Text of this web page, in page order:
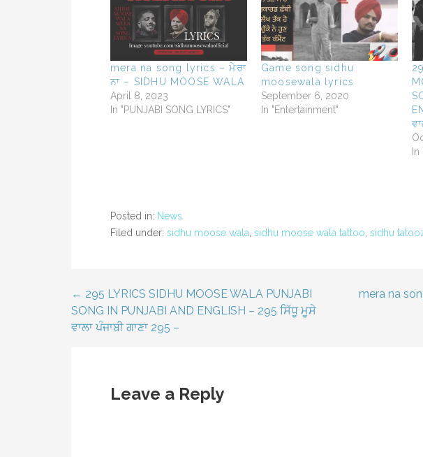
mera na song lyrics – ਮੇਰਾ
ਨਾ – SIDHU MOOSE WALA
April 8, 2023
In "PUNJABI SONG LYRICS"
Game song sidhu
moosewala lyrics
September 6, 2020
In "Entertainment"
Posted in: News
Filed under: sidhu moose wala sidhu moose wala tattoo sidhu
Post
navigation
← 295 LYRICS SIDHU MOOSE WALA PUNJABI
SONG IN PUNJABI AND ENGLISH – 295 ਸਿੱਧੂ ਮੂਸੇ
ਵਾਲਾ ਪੰਜਾਬੀ ਗਾਣਾ 295 –
mera na
Leave a Reply